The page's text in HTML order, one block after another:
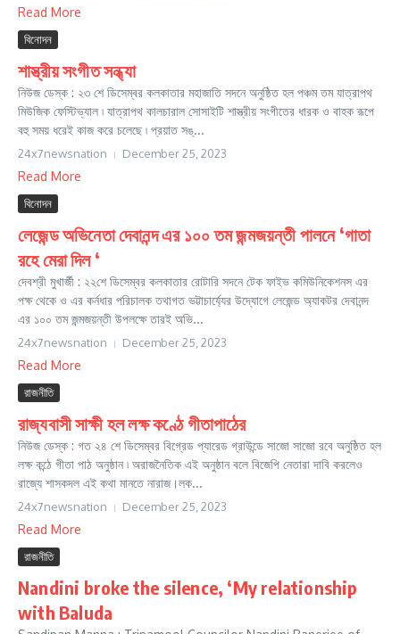
Read More
বিনোদন
শাস্ত্রীয় সংগীত সন্ধ্যা
নিউজ ডেস্ক : ২৩ শে ডিসেম্বর কলকাতার মহাজাতি সদনে অনুষ্ঠিত হল পঞ্চম তম যাত্রাপথ
মিউজিক ফেস্টিভ্যাল ৷ যাত্রাপথ কালচারাল সোসাইটি শাস্ত্রীয় সংগীতের ধারক ও বাহক রূপে
বহু সময় ধরেই কাজ করে চলেছে ৷ প্রয়াত সঙ্...
24x7newsnation December 25, 2023
Read More
বিনোদন
লেজেন্ড অভিনেতা দেবানন্দ এর ১০০ তম জন্মজয়ন্তী পালনে ‘গাতা
রহে মেরা দিল ‘
দেবশ্রী মুখার্জী : ২২শে ডিসেম্বর কলকাতার রোটারি সদনে টেক ফাইভ কমিউনিকেশনস এর
পক্ষ থেকে ও এর কর্নধার পরিচালক তথাগত ভট্টাচার্য্যের উদ্যোগে লেজেন্ড অ্যাকটর দেবানন্দ
এর ১০০ তম জন্মজয়ন্তী উপলক্ষে তারই অভি...
24x7newsnation December 25, 2023
Read More
রাজনীতি
রাজ্যবাসী সাক্ষী হল লক্ষ কণ্ঠে গীতাপাঠের
নিউজ ডেস্ক : গত ২৪ শে ডিসেম্বর বিগ্রেড প্যারেড গ্রাউন্ডে সাজো সাজো রবে অনুষ্ঠিত হল
লক্ষ কন্ঠে গীতা পাঠ অনুষ্ঠান ৷ অরাজনৈতিক এই অনুষ্ঠান বলে বিজেপি নেতারা দাবি করলেও
রাজ্যে শাসকদল এই কথা মানতে নারাজ।লক...
24x7newsnation December 25, 2023
Read More
রাজনীতি
Nandini broke the silence, ‘My relationship
with Baluda